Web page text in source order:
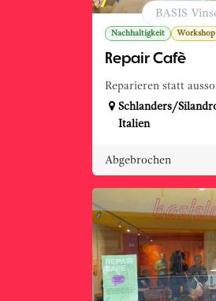
Nachhaltigkeit Workshop
Repair Cafè
Reparieren statt
BASIS
Schlanders/
Italien
Abgebrochen